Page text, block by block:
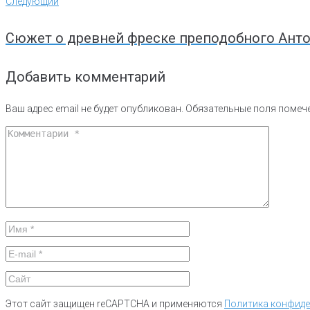
Сюжет о древней фреске преподобного
Добавить комментарий
Ваш адрес email не будет опубликован. Обязательные поля
Этот сайт защищен reCAPTCHA и применяются Политика